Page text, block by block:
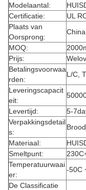
Modelaantal:
Certificatie:
UL
Plaats van
Oorsprong:
China
MOQ:
Prijs:
Betalingsvoorwaa
rden:
L/C,
Leveringscapacit
eit:
Levertijd:
5-
Verpakkingsdetail
s:
Materiaal:
Smeltpunt:
Temperatuurwaai
er:
-50C
De Classificatie